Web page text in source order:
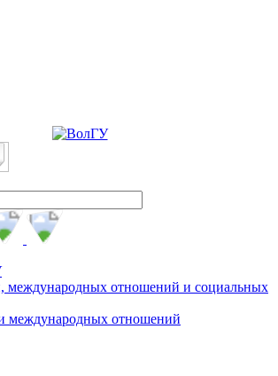
с сайтом. Пожалуйста
международных отношений и социальных
международных отношений